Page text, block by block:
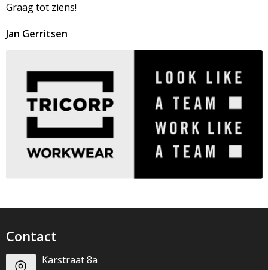
Graag tot ziens!
Jan Gerritsen
Contact
Karstraat 8a